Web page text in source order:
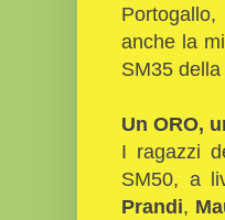
anche la
SM35 della
Un ORO,
I ragazzi
SM50, a
Prandi,